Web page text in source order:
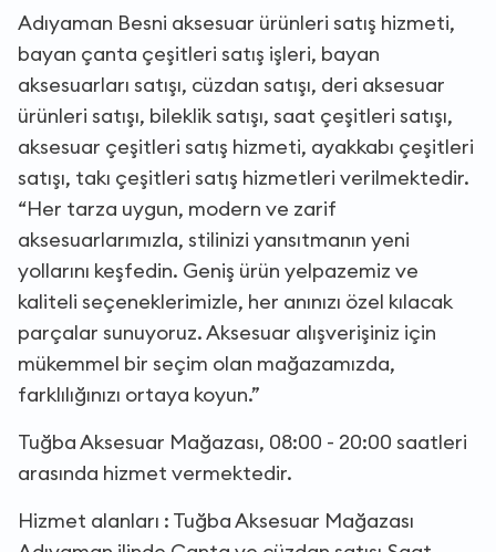
Adıyaman Besni aksesuar ürünleri satış hizmeti,
bayan çanta çeşitleri satış işleri, bayan
aksesuarları satışı, cüzdan satışı, deri aksesuar
ürünleri satışı, bileklik satışı, saat çeşitleri satışı,
aksesuar çeşitleri satış hizmeti, ayakkabı çeşitleri
satışı, takı çeşitleri satış hizmetleri verilmektedir.
“Her tarza uygun, modern ve zarif
aksesuarlarımızla, stilinizi yansıtmanın yeni
yollarını keşfedin. Geniş ürün yelpazemiz ve
kaliteli seçeneklerimizle, her anınızı özel kılacak
parçalar sunuyoruz. Aksesuar alışverişiniz için
mükemmel bir seçim olan mağazamızda,
farklılığınızı ortaya koyun.”
Tuğba Aksesuar Mağazası, 08:00 - 20:00 saatleri
arasında hizmet vermektedir.
Hizmet alanları : Tuğba Aksesuar Mağazası